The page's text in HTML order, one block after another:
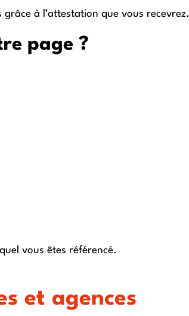
à l’attestation que vous recevrez.
page ?
vous êtes référencé.
et agences